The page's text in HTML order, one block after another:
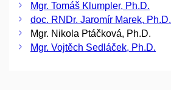
Mgr. Tomáš Klumpler, Ph.D.
doc. RNDr. Jaromír Marek, Ph.D.
Mgr. Nikola Ptáčková, Ph.D.
Mgr. Vojtěch Sedláček, Ph.D.